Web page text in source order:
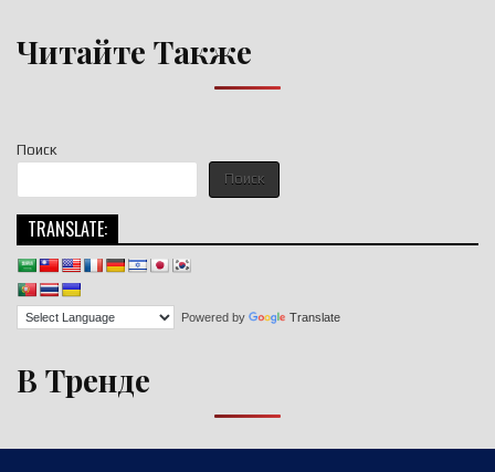
Поиск
Поиск
TRANSLATE:
Powered by Translate
В Тренде
Читайте Также